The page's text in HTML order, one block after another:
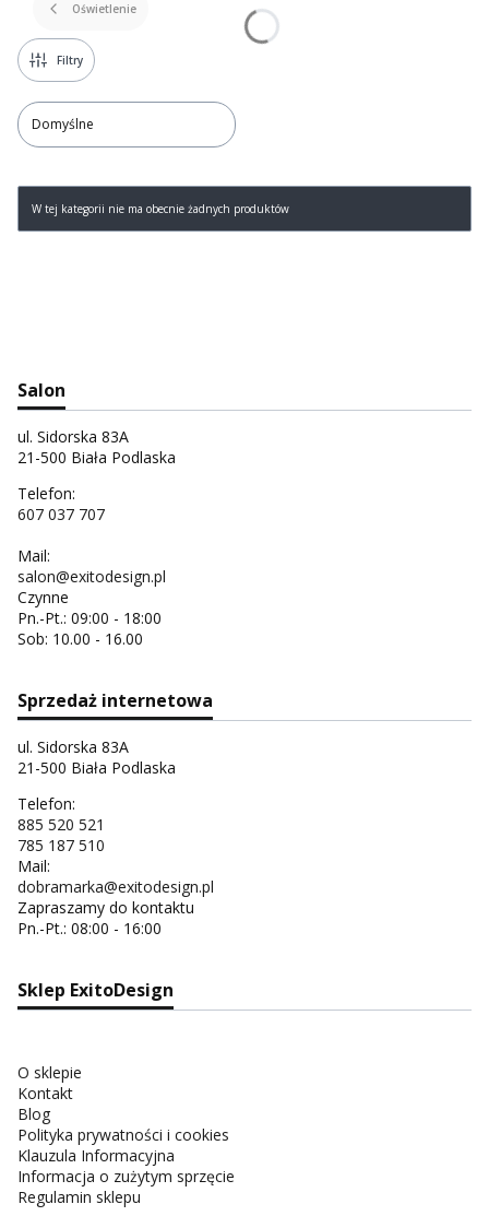
Oświetlenie
Filtry
Domyślne
Lista produktów
W tej kategorii nie ma obecnie żadnych produktów
Salon
ul. Sidorska 83A
21-500 Biała Podlaska
Telefon:
607 037 707
Mail:
salon@exitodesign.pl
Czynne
Pn.-Pt.: 09:00 - 18:00
Sob: 10.00 - 16.00
Sprzedaż internetowa
ul. Sidorska 83A
21-500 Biała Podlaska
Telefon:
885 520 521
785 187 510
Mail:
dobramarka@exitodesign.pl
Zapraszamy do kontaktu
Pn.-Pt.: 08:00 - 16:00
Sklep ExitoDesign
O sklepie
Kontakt
Blog
Polityka prywatności i cookies
Klauzula Informacyjna
Informacja o zużytym sprzęcie
Regulamin sklepu